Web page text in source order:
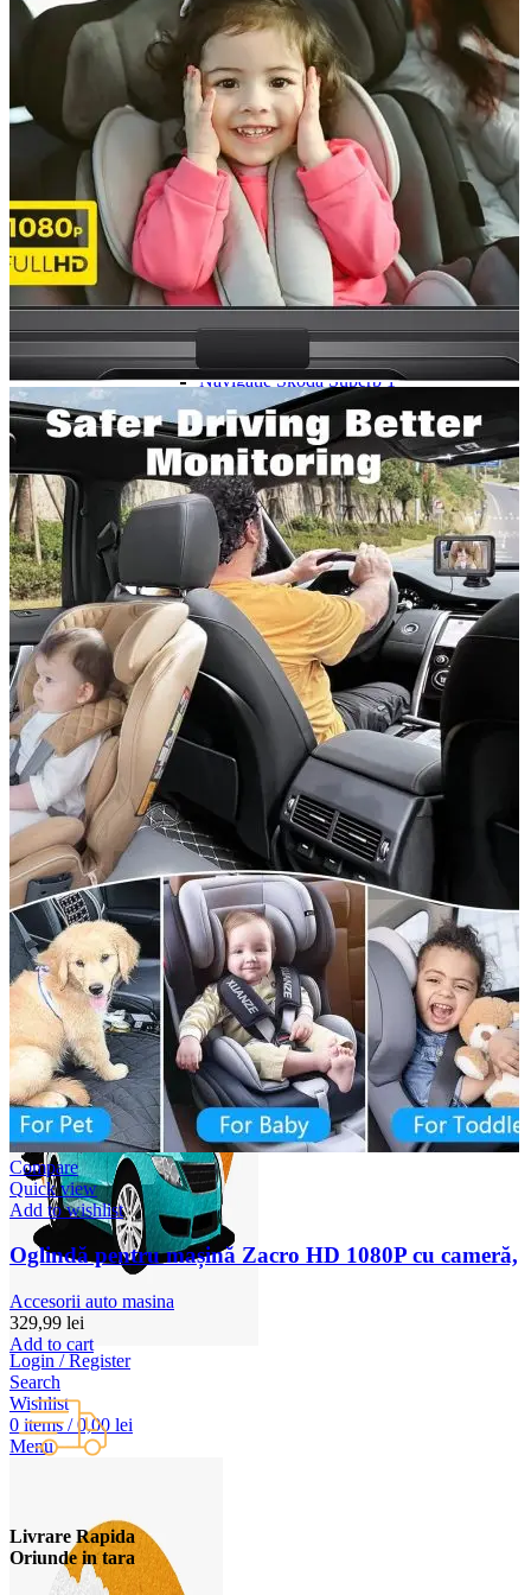
Navigație Mercedes W204
Navigație Mercedes W211
Navigație Mercedes Sprinter
Passat
Navigație Passat B5
Navigație Passat B5 5
Navigație Passat B6
Navigație Passat B7
Navigație Passat B8
Navigație Passat CC
Skoda
Navigație Skoda Fabia 1
Navigație Skoda Fabia 2
Navigație Skoda Octavia 1
Navigație Skoda Octavia 2
Navigație Skoda Octavia 3
Navigație Skoda Rapid
Navigație Skoda Superb 1
Navigație Skoda Superb 2
Navigație Toyota Avensis T25
Portbagaj Plafon Auto
Sub 350 Litri
Peste 350 Litri
Peste 450 litri
Accesorii auto masina
Accesorii Dacia Duster 3
Accesorii Duster 2
Accesorii Dacia Jogger
Parfum masina
Copertine auto
Incalzitor diesel
Antifurt masina
Blog
Despre Noi
Login / Register
Search
Wishlist
0 items / 0,00 lei
Menu
Compare
Quick view
Add to wishlist
Oglindă pentru mașină Zacro HD 1080P cu cameră,
Accesorii auto masina
329,99 lei
Add to cart
Livrare Rapida
Oriunde in tara